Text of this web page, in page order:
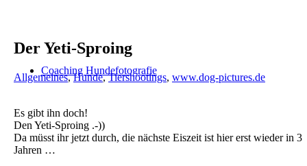
Coaching Hundefotografie
Der Yeti-Sproing
Allgemeines,Hunde,Tiershootings, www.dog-pictures.de
Es gibt ihn doch!
Den Yeti-Sproing .-))
Da müsst ihr jetzt durch, die nächste Eiszeit ist hier erst wieder in 3
Jahren …